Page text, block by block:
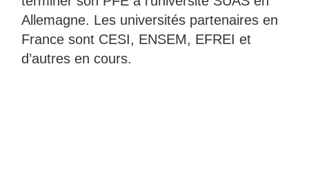
Allemagne. Les universités partenaires en
France sont CESI, ENSEM, EFREI et
d’autres en cours.